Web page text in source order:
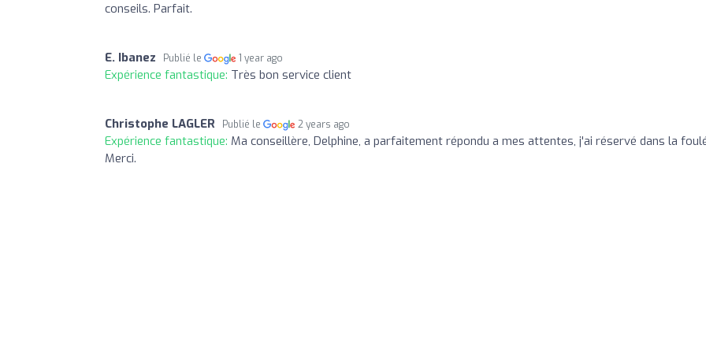
conseils. Parfait.
E. Ibanez Publié le 1 year ago
Expérience fantastique: Très bon service client
Christophe LAGLER Publié le 2 years ago
Expérience fantastique: Ma conseillère, Delphine, a parfaitement répondu a mes attentes, j'ai réservé dans la
Merci.